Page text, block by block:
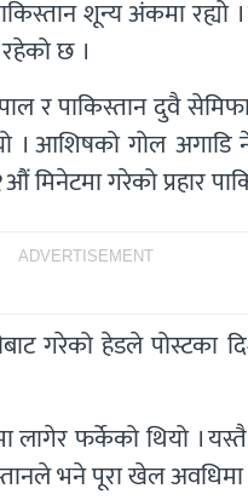
शून्य अंकमा रह्यो ।
छ ।
र पाकिस्तान दुवै
। आशिषको गोल
मिनेटमा गरेको प्रहार
ADVERTISEMENT
गरेको हेडले पोस्टका
लागेर फर्केको थियो ।
भने पूरा खेल